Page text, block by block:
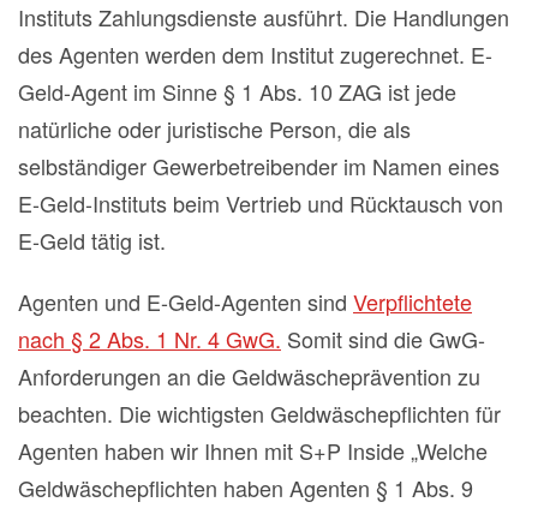
Instituts Zahlungsdienste ausführt. Die Handlungen
des Agenten werden dem Institut zugerechnet. E-
Geld-Agent im Sinne § 1 Abs. 10 ZAG ist jede
natürliche oder juristische Person, die als
selbständiger Gewerbetreibender im Namen eines
E-Geld-Instituts beim Vertrieb und Rücktausch von
E-Geld tätig ist.
Agenten und E-Geld-Agenten sind Verpflichtete
nach § 2 Abs. 1 Nr. 4 GwG. Somit sind die GwG-
Anforderungen an die Geldwäscheprävention zu
beachten. Die wichtigsten Geldwäschepflichten für
Agenten haben wir Ihnen mit S+P Inside „Welche
Geldwäschepflichten haben Agenten § 1 Abs. 9